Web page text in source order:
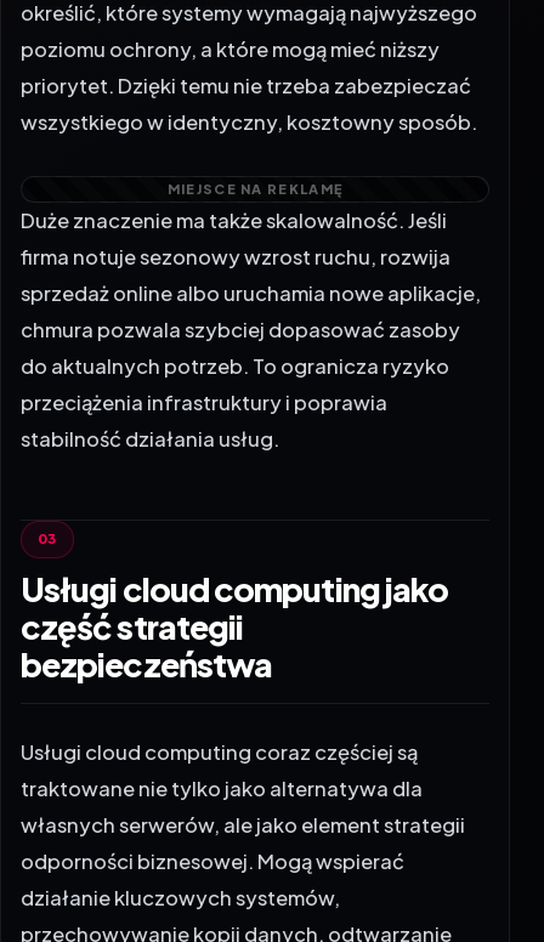
poziomu ochrony, a które mogą mieć niższy
priorytet. Dzięki temu nie trzeba zabezpieczać
wszystkiego w identyczny, kosztowny sposób.
Duże znaczenie ma także skalowalność. Jeśli
firma notuje sezonowy wzrost ruchu, rozwija
chmura pozwala szybciej dopasować zasoby
do aktualnych potrzeb. To ogranicza ryzyko
stabilność działania usług.
Usługi cloud computing jako
część strategii
bezpieczeństwa
traktowane nie tylko jako alternatywa dla
odporności biznesowej. Mogą wspierać
działanie kluczowych systemów,
przechowywanie kopii danych, odtwarzanie